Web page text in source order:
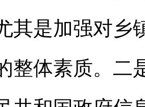
其是加强对乡
整体素质。二